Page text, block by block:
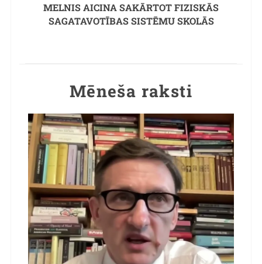
MELNIS AICINA SAKĀRTOT FIZISKĀS
SAGATAVOTĪBAS SISTĒMU SKOLĀS
Mēneša raksti